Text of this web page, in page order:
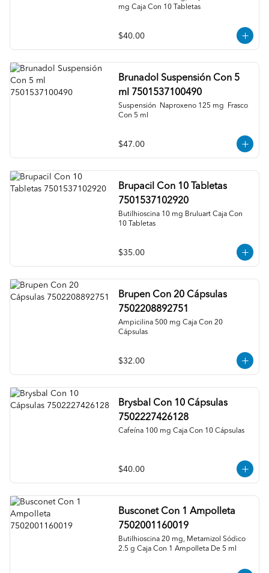
mg Caja Con 10 Tabletas
$40.00
Brunadol Suspensión Con 5
ml 7501537100490
Suspensión  Naproxeno 125 mg  Frasco
Con 5 ml
$47.00
Brupacil Con 10 Tabletas
7501537102920
Butilhioscina 10 mg Bruluart Caja Con
10 Tabletas
$35.00
Brupen Con 20 Cápsulas
7502208892751
Ampicilina 500 mg Caja Con 20
Cápsulas
$32.00
Brysbal Con 10 Cápsulas
7502227426128
Cafeína 100 mg Caja Con 10 Cápsulas
$40.00
Busconet Con 1 Ampolleta
7502001160019
Butilhioscina 20 mg, Metamizol Sódico
2.5 g Caja Con 1 Ampolleta De 5 ml